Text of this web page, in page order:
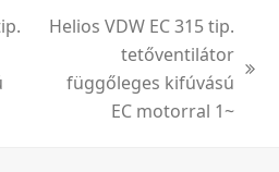
next
Helios VDW EC 315 tip.
tetőventilátor
függőleges kifúvású
EC motorral 1~